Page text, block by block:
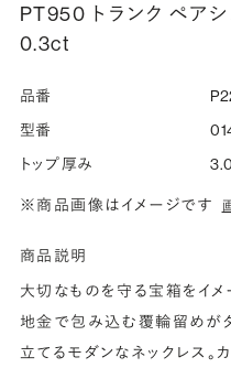
PT950 トランク ペア
0.3ct
品番
型番
トップ厚み
※商品画像はイメージです
商品説明
大切なものを守る宝箱をイメ
地金で包み込む覆輪留めが
立てるモダンなネックレス。